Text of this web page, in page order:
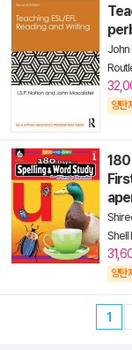
John
양탄
Shell
양탄
1